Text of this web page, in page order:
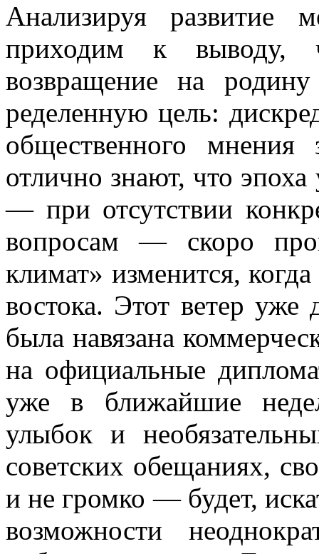
Анализируя развитие
приходим к выводу,
возвращение на
ределенную цель:
общественного
отлично знают, что
— при отсутствии
вопросам — скоро
климат» изменится,
востока. Этот ветер уже
была навязана
на официальные
уже в ближайшие
улыбок и
советских обещаниях,
и не громко — будет,
возможности